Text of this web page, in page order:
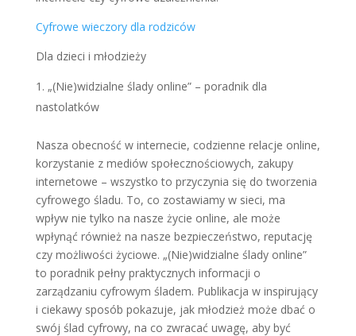
Cyfrowe wieczory dla rodziców
Dla dzieci i młodzieży
„(Nie)widzialne ślady online” – poradnik dla
nastolatków
Nasza obecność w internecie, codzienne relacje online,
korzystanie z mediów społecznościowych, zakupy
internetowe – wszystko to przyczynia się do tworzenia
cyfrowego śladu. To, co zostawiamy w sieci, ma
wpływ nie tylko na nasze życie online, ale może
wpłynąć również na nasze bezpieczeństwo, reputację
czy możliwości życiowe. „(Nie)widzialne ślady online”
to poradnik pełny praktycznych informacji o
zarządzaniu cyfrowym śladem. Publikacja w inspirujący
i ciekawy sposób pokazuje, jak młodzież może dbać o
swój ślad cyfrowy, na co zwracać uwagę, aby być